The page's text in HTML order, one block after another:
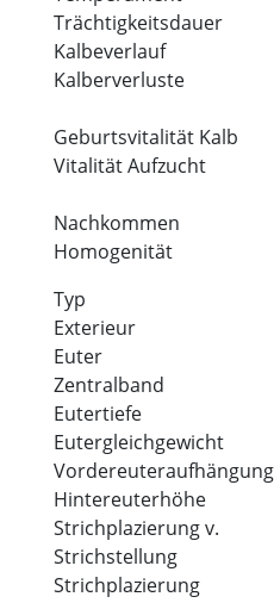
Trächtigkeitsdauer
Kalbeverlauf
Kalberverluste
Geburtsvitalität Kalb
Vitalität Aufzucht
Nachkommen
Homogenität
Typ
Exterieur
Euter
Zentralband
Eutertiefe
Eutergleichgewicht
Vordereuteraufhängung
Hintereuterhöhe
Strichplazierung v.
Strichstellung
Strichplazierung